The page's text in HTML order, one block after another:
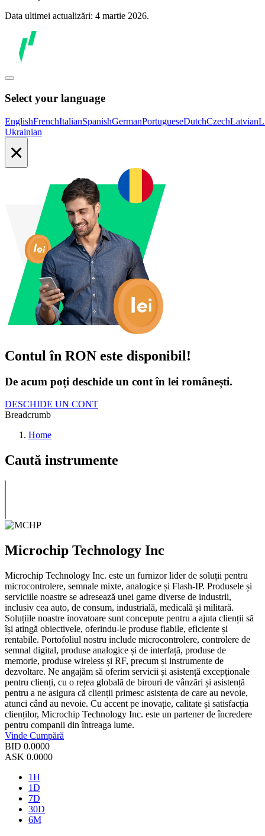
Data ultimei actualizări: 4 martie 2026.
Select your language
EnglishFrenchItalianSpanishGermanPortugueseDutchCzechLatvian
Ukrainian
×
Contul în RON este disponibil!
De acum poți deschide un cont în lei românești.
DESCHIDE UN CONT
Breadcrumb
Home
Caută instrumente
Microchip Technology Inc
Microchip Technology Inc. este un furnizor lider de soluții pentru
microcontrolere, semnale mixte, analogice și Flash-IP. Produsele și
serviciile noastre se adresează unei game diverse de industrii,
inclusiv cea auto, de consum, industrială, medicală și militară.
Soluțiile noastre inovatoare sunt concepute pentru a ajuta clienții să
își atingă obiectivele, oferindu-le produse fiabile, eficiente și
rentabile. Portofoliul nostru include microcontrolere, controlere de
semnal digital, produse analogice și de interfață, produse de
memorie, produse wireless și RF, precum și instrumente de
dezvoltare. Ne angajăm să oferim servicii și asistență excepționale
pentru clienți, cu o rețea globală de birouri de vânzări și asistență
pentru a ne asigura că clienții primesc asistența de care au nevoie,
atunci când au nevoie. Cu accent pe inovație, calitate și satisfacția
clienților, Microchip Technology Inc. este un partener de încredere
pentru companii din întreaga lume.
Vinde Cumpără
BID 0.0000
ASK 0.0000
1H
1D
7D
30D
6M